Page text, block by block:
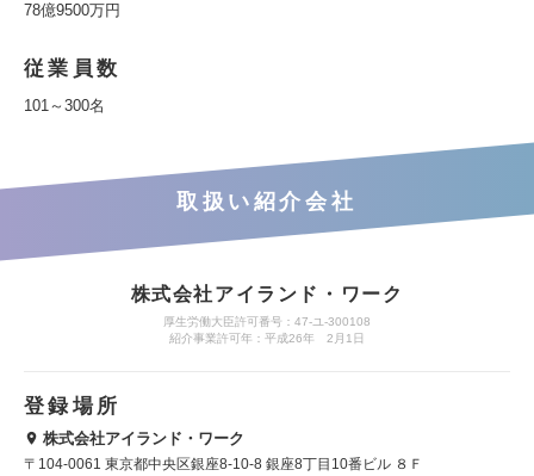
78億9500万円
従業員数
101～300名
取扱い紹介会社
株式会社アイランド・ワーク
厚生労働大臣許可番号：47-ユ-300108
紹介事業許可年：平成26年 2月1日
登録場所
株式会社アイランド・ワーク
〒104-0061 東京都中央区銀座8-10-8 銀座8丁目10番ビル ８Ｆ